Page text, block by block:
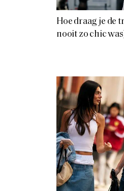
Hoe draag je de
nooit zo chic